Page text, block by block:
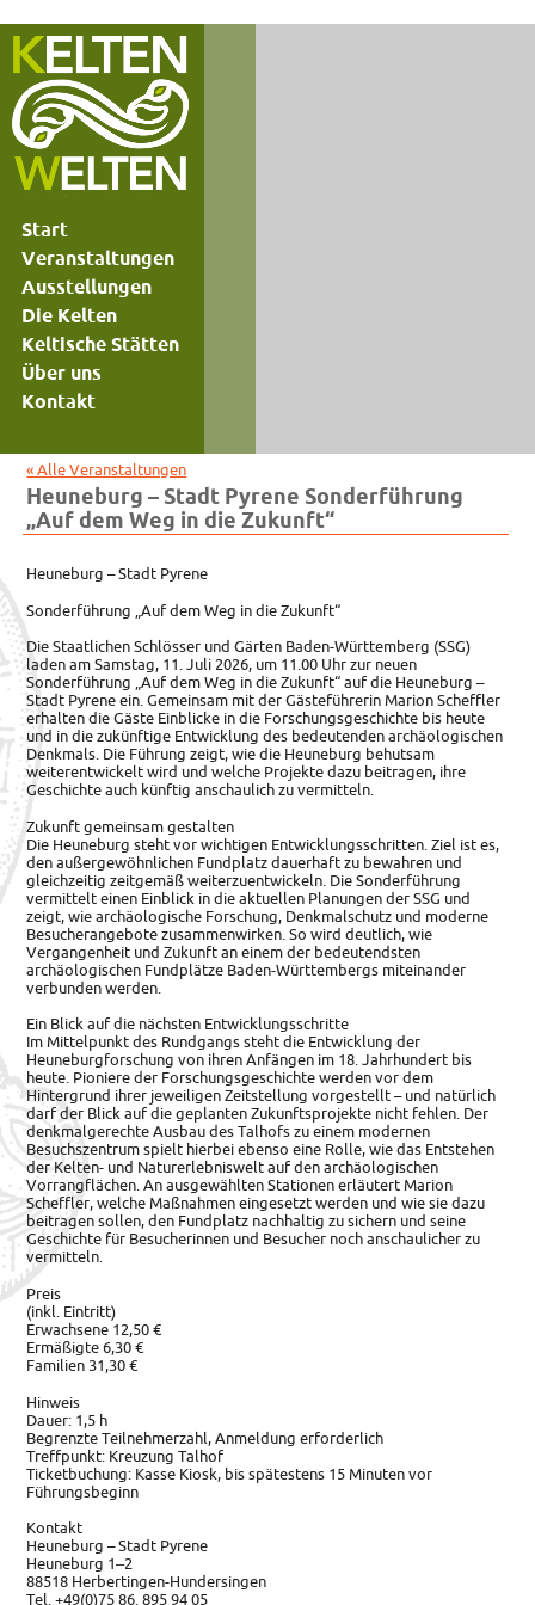
Start
Veranstaltungen
Ausstellungen
Die Kelten
Keltische Stätten
Über uns
Kontakt
« Alle Veranstaltungen
Heuneburg – Stadt Pyrene Sonderführung
„Auf dem Weg in die Zukunft“
Heuneburg – Stadt Pyrene
Sonderführung „Auf dem Weg in die Zukunft“
Die Staatlichen Schlösser und Gärten Baden-Württemberg (SSG)
laden am Samstag, 11. Juli 2026, um 11.00 Uhr zur neuen
Sonderführung „Auf dem Weg in die Zukunft“ auf die Heuneburg –
Stadt Pyrene ein. Gemeinsam mit der Gästeführerin Marion Scheffler
erhalten die Gäste Einblicke in die Forschungsgeschichte bis heute
und in die zukünftige Entwicklung des bedeutenden archäologischen
Denkmals. Die Führung zeigt, wie die Heuneburg behutsam
weiterentwickelt wird und welche Projekte dazu beitragen, ihre
Geschichte auch künftig anschaulich zu vermitteln.
Zukunft gemeinsam gestalten
Die Heuneburg steht vor wichtigen Entwicklungsschritten. Ziel ist es,
den außergewöhnlichen Fundplatz dauerhaft zu bewahren und
gleichzeitig zeitgemäß weiterzuentwickeln. Die Sonderführung
vermittelt einen Einblick in die aktuellen Planungen der SSG und
zeigt, wie archäologische Forschung, Denkmalschutz und moderne
Besucherangebote zusammenwirken. So wird deutlich, wie
Vergangenheit und Zukunft an einem der bedeutendsten
archäologischen Fundplätze Baden-Württembergs miteinander
verbunden werden.
Ein Blick auf die nächsten Entwicklungsschritte
Im Mittelpunkt des Rundgangs steht die Entwicklung der
Heuneburgforschung von ihren Anfängen im 18. Jahrhundert bis
heute. Pioniere der Forschungsgeschichte werden vor dem
Hintergrund ihrer jeweiligen Zeitstellung vorgestellt – und natürlich
darf der Blick auf die geplanten Zukunftsprojekte nicht fehlen. Der
denkmalgerechte Ausbau des Talhofs zu einem modernen
Besuchszentrum spielt hierbei ebenso eine Rolle, wie das Entstehen
der Kelten- und Naturerlebniswelt auf den archäologischen
Vorrangflächen. An ausgewählten Stationen erläutert Marion
Scheffler, welche Maßnahmen eingesetzt werden und wie sie dazu
beitragen sollen, den Fundplatz nachhaltig zu sichern und seine
Geschichte für Besucherinnen und Besucher noch anschaulicher zu
vermitteln.
Preis
(inkl. Eintritt)
Erwachsene 12,50 €
Ermäßigte 6,30 €
Familien 31,30 €
Hinweis
Dauer: 1,5 h
Begrenzte Teilnehmerzahl, Anmeldung erforderlich
Treffpunkt: Kreuzung Talhof
Ticketbuchung: Kasse Kiosk, bis spätestens 15 Minuten vor
Führungsbeginn
Kontakt
Heuneburg – Stadt Pyrene
Heuneburg 1‒2
88518 Herbertingen-Hundersingen
Tel. +49(0)75 86. 895 94 05